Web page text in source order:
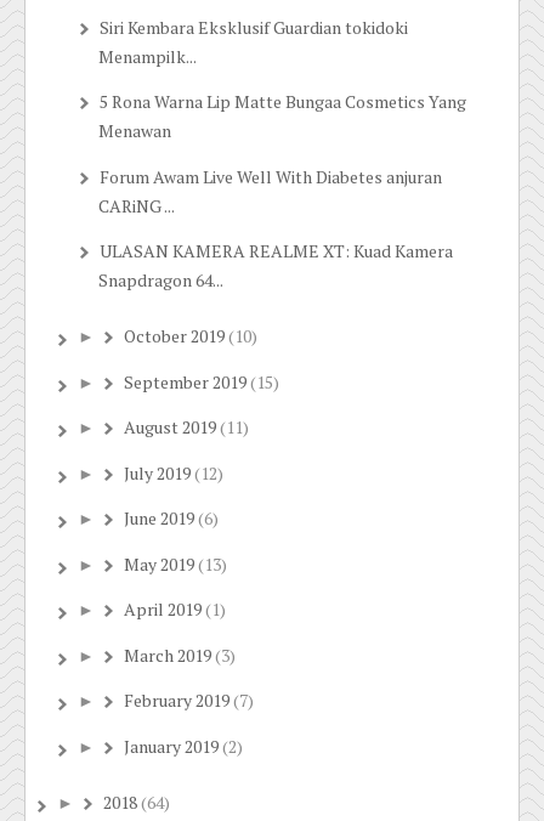
Siri Kembara Eksklusif Guardian tokidoki
Menampilk...
5 Rona Warna Lip Matte Bungaa Cosmetics Yang
Menawan
Forum Awam Live Well With Diabetes anjuran
CARiNG ...
ULASAN KAMERA REALME XT: Kuad Kamera
Snapdragon 64...
► October 2019(10)
► September 2019(15)
► August 2019(11)
► July 2019(12)
► June 2019(6)
► May 2019(13)
► April 2019(1)
► March 2019(3)
► February 2019(7)
► January 2019(2)
► 2018(64)